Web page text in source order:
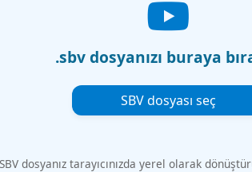
.sbv dosyanızı buraya
SBV dosyası seç
SBV dosyanız tarayıcınızda yerel olarak